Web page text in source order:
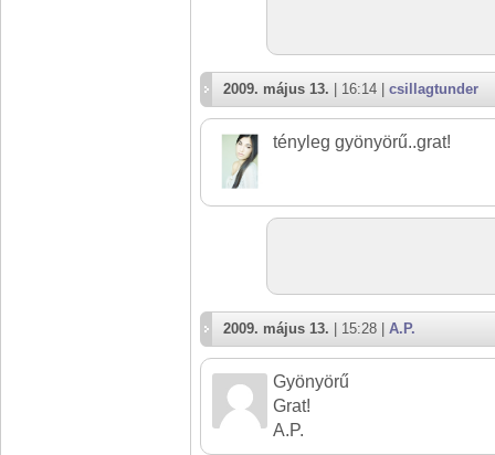
2009. május 13. | 16:14 | csillagtunder
tényleg gyönyörű..grat!
2009. május 13. | 15:28 | A.P.
Gyönyörű
Grat!
A.P.